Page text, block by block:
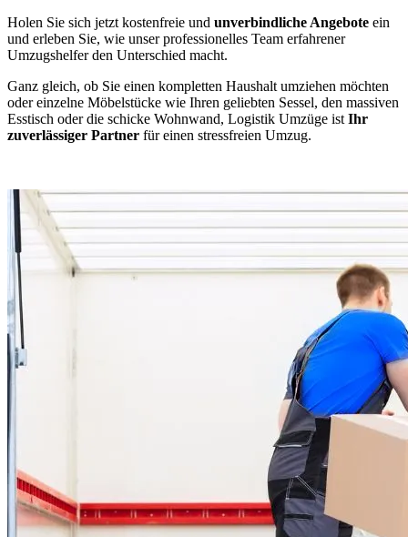
Holen Sie sich jetzt kostenfreie und unverbindliche Angebote ein
und erleben Sie, wie unser professionelles Team erfahrener
Umzugshelfer den Unterschied macht.
Ganz gleich, ob Sie einen kompletten Haushalt umziehen möchten
oder einzelne Möbelstücke wie Ihren geliebten Sessel, den massiven
Esstisch oder die schicke Wohnwand, Logistik Umzüge ist Ihr
zuverlässiger Partner für einen stressfreien Umzug.